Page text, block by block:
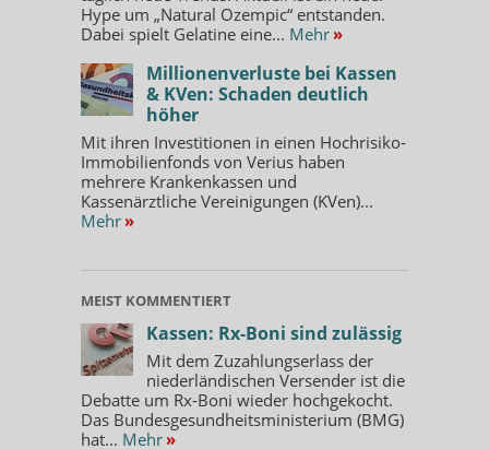
Hype um „Natural Ozempic“ entstanden.
Dabei spielt Gelatine eine... Mehr »
Millionenverluste bei Kassen
& KVen: Schaden deutlich
höher
Mit ihren Investitionen in einen Hochrisiko-
Immobilienfonds von Verius haben
mehrere Krankenkassen und
Kassenärztliche Vereinigungen (KVen)...
Mehr »
MEIST KOMMENTIERT
Kassen: Rx-Boni sind zulässig
Mit dem Zuzahlungserlass der
niederländischen Versender ist die
Debatte um Rx-Boni wieder hochgekocht.
Das Bundesgesundheitsministerium (BMG)
hat... Mehr »